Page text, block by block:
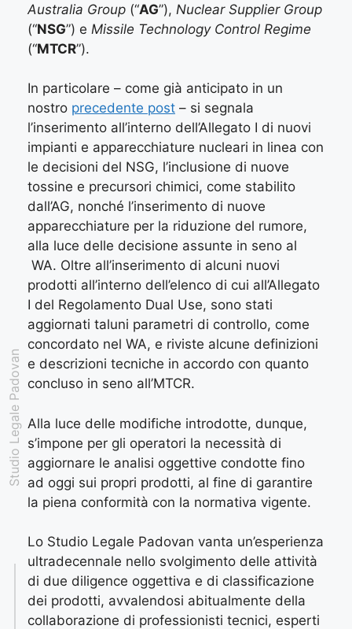
Studio Legale Padovan
Australia Group (“AG”), Nuclear Supplier Group
(“NSG”) e Missile Technology Control Regime
(“MTCR”).
In particolare – come già anticipato in un
nostro precedente post – si segnala
l’inserimento all’interno dell’Allegato I di nuovi
impianti e apparecchiature nucleari in linea con
le decisioni del NSG, l’inclusione di nuove
tossine e precursori chimici, come stabilito
dall’AG, nonché l’inserimento di nuove
apparecchiature per la riduzione del rumore,
alla luce delle decisione assunte in seno al
WA. Oltre all’inserimento di alcuni nuovi
prodotti all’interno dell’elenco di cui all’Allegato
I del Regolamento Dual Use, sono stati
aggiornati taluni parametri di controllo, come
concordato nel WA, e riviste alcune definizioni
e descrizioni tecniche in accordo con quanto
concluso in seno all’MTCR.
Alla luce delle modifiche introdotte, dunque,
s’impone per gli operatori la necessità di
aggiornare le analisi oggettive condotte fino
ad oggi sui propri prodotti, al fine di garantire
la piena conformità con la normativa vigente.
Lo Studio Legale Padovan vanta un’esperienza
ultradecennale nello svolgimento delle attività
di due diligence oggettiva e di classificazione
dei prodotti, avvalendosi abitualmente della
collaborazione di professionisti tecnici, esperti